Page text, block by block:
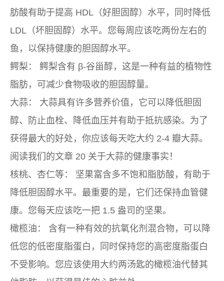
肪酸有助于提高 HDL（好胆固醇）水平，同时降低
LDL（坏胆固醇）水平。您每周应该吃两份左右的
鱼，以保持健康的胆固醇水平。
鳄梨：
鳄梨含有 β-谷甾醇，这是一种有益的植物性
脂肪，可减少食物吸收的胆固醇量。
大蒜：
大蒜具有许多营养价值，它可以降低胆固
醇、防止血栓、降低血压并有助于抵抗感染。为了
获得最大的好处，你应该每天吃大约 2-4 瓣大蒜。
阅读我们的文章 20 关于大蒜的健康事实！
核桃、杏仁等：
坚果富含多不饱和脂肪酸，有助于
降低胆固醇水平。最重要的是，它们还保持血管健
康。您每天应该吃一把 1.5 盎司的坚果。
橄榄油：
含有一种有效的抗氧化剂混合物，可以降
低您的低密度脂蛋白，同时保持您的高密度脂蛋白
不受影响。您应该使用大约两汤匙的橄榄油代替其